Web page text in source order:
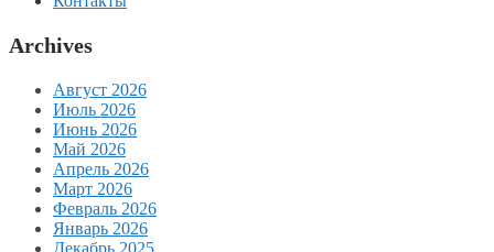
Archives
Август 2026
Июль 2026
Июнь 2026
Май 2026
Апрель 2026
Март 2026
Февраль 2026
Январь 2026
Декабрь 2025